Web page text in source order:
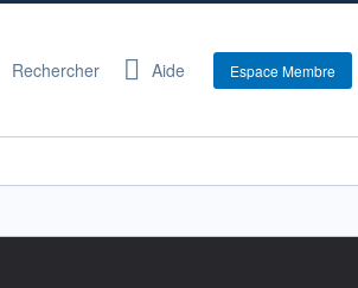
Rechercher Aide Espace Membre